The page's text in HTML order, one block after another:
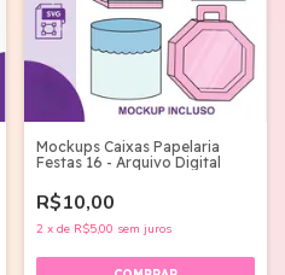
Mockups Caixas Papelaria
Festas 16 - Arquivo Digital
R$10,00
2 x de R$5,00 sem juros